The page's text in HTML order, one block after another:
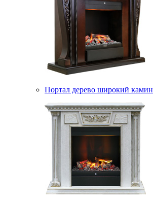
Портал дерево широкий камин